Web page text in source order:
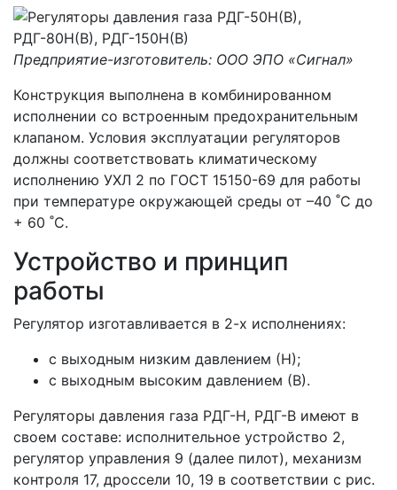
Предприятие-изготовитель: ООО ЭПО «Сигнал»
Конструкция выполнена в комбинированном
исполнении со встроенным предохранительным
клапаном. Условия эксплуатации регуляторов
должны соответствовать климатическому
исполнению УХЛ 2 по ГОСТ 15150-69 для работы
при температуре окружающей среды от –40 ˚С до
+ 60 ˚С.
Устройство и принцип
работы
Регулятор изготавливается в 2-х исполнениях:
с выходным низким давлением (Н);
с выходным высоким давлением (В).
Регуляторы давления газа РДГ-Н, РДГ-В имеют в
своем составе: исполнительное устройство 2,
регулятор управления 9 (далее пилот), механизм
контроля 17, дроссели 10, 19 в соответствии с рис.